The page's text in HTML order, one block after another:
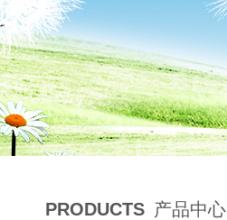
PRODUCTS 产品中心